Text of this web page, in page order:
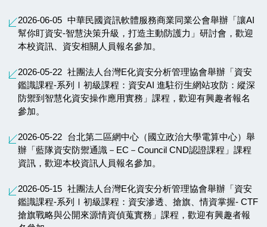
2026-06-05 中華民國資訊軟體服務商業同業公會舉辦「讓AI
幫你盯資安-智慧決策升級，打造主動防護力」研討會，歡迎
本校資訊、資安相關人員報名參加。
2026-05-22 社團法人台灣E化資安分析管理協會舉辦「資安
鑑識課程-系列Ⅰ初級課程：資安AI 進駐衍生網站攻防：縱深
防禦到智慧化資安操作應用實務」課程，歡迎有興趣者報名
參加。
2026-05-22 台北第二區網中心（國立政治大學電算中心）舉
辦「藍隊資安防禦通識－EC－Council CND認證課程」課程
資訊，歡迎本校資訊人員報名參加。
2026-05-15 社團法人台灣E化資安分析管理協會舉辦「資安
鑑識課程-系列Ⅰ初級課程：資安滲透、搶旗、情資掌握- CTF
搶旗戰略與公開來源情資偵蒐實務」課程，歡迎有興趣者報